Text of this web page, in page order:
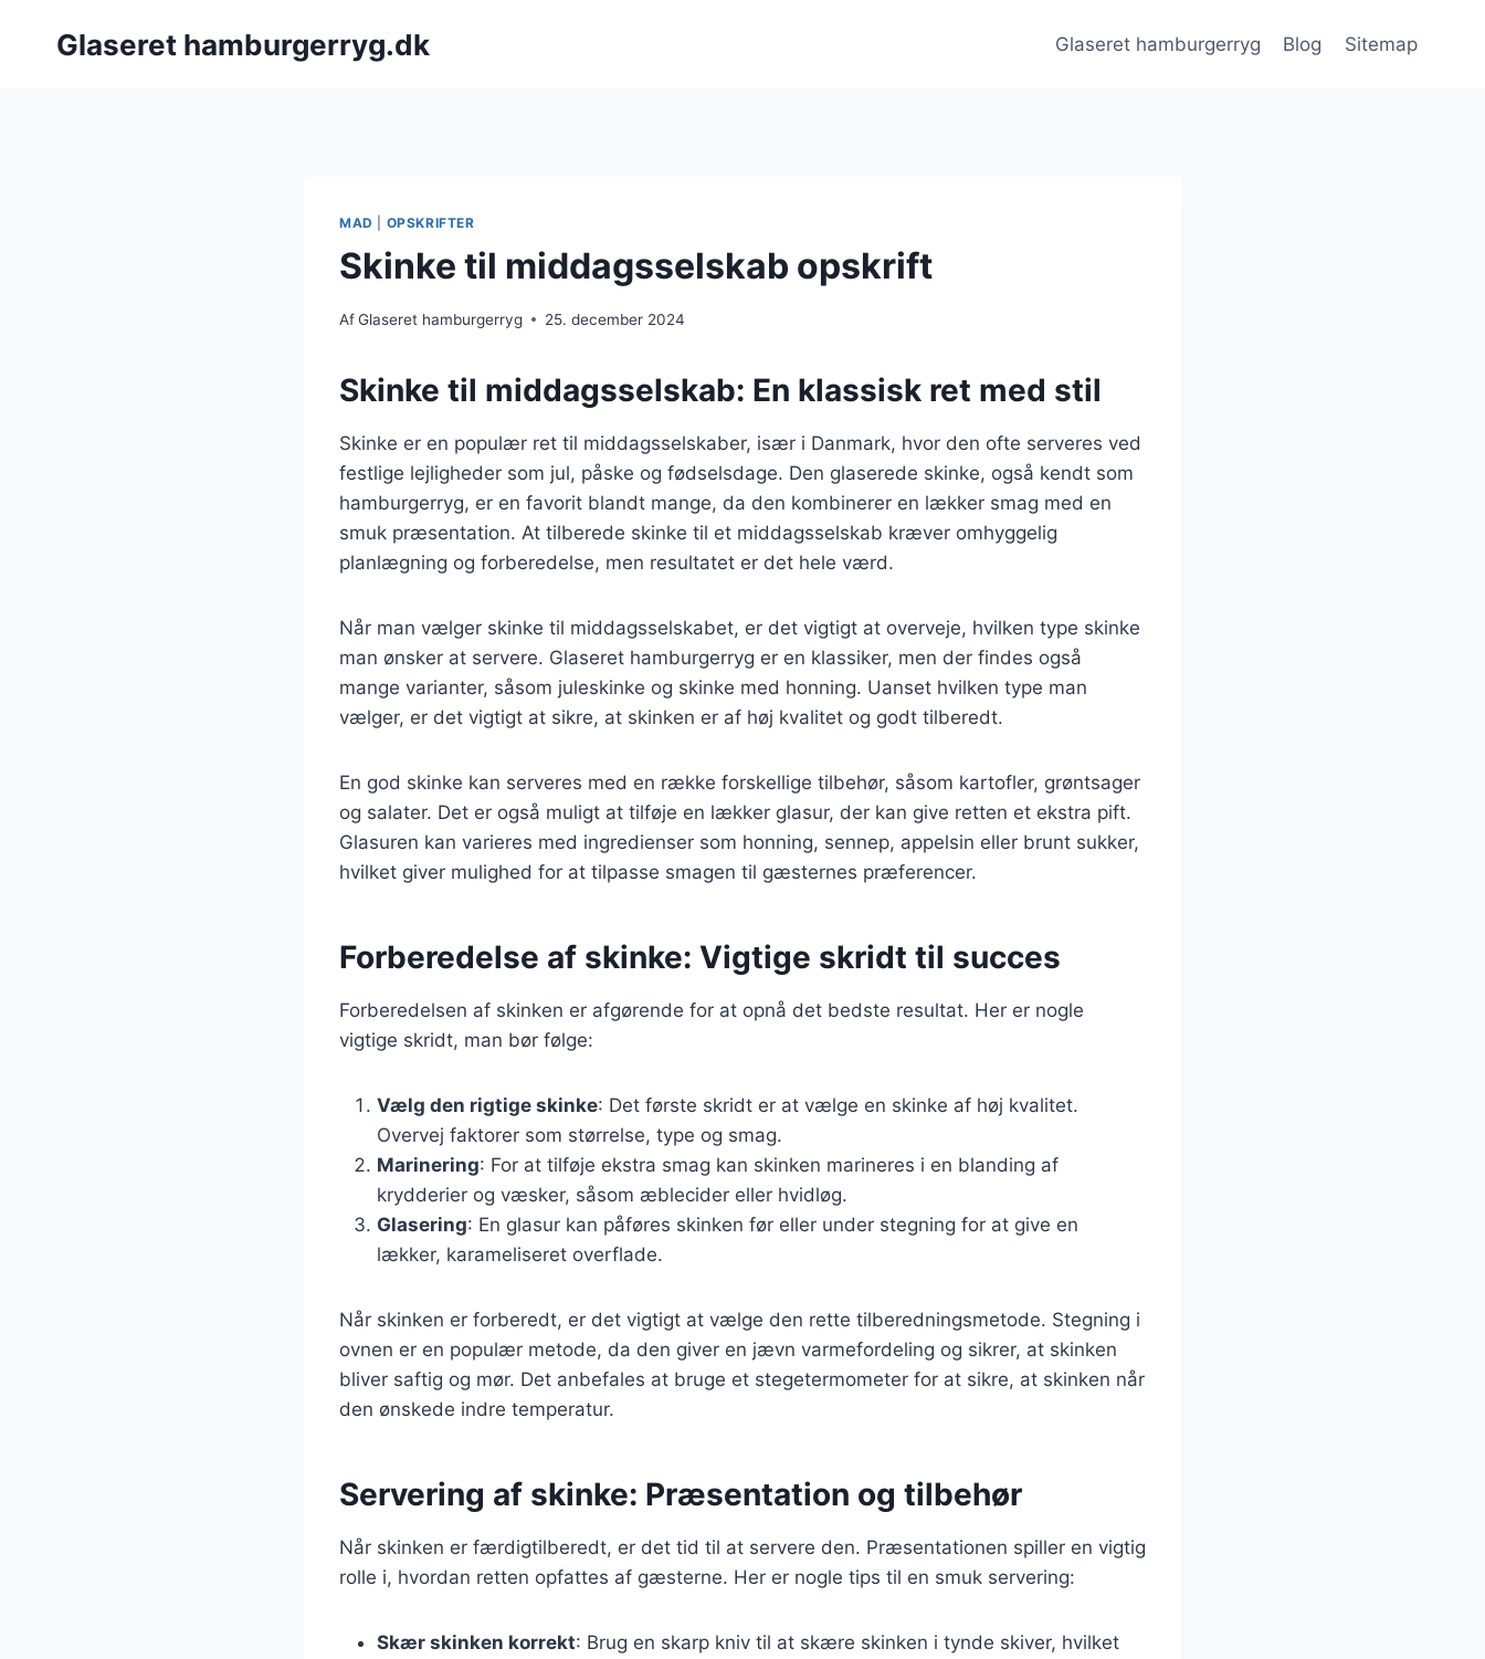
Glaseret hamburgerryg.dk Glaseret hamburgerryg Blog Sitemap
MAD OPSKRIFTER
Skinke til middagsselskab opskrift
AfGlaseret hamburgerryg 25. december 2024
Skinke til middagsselskab: En klassisk ret med stil
Skinke er en populær ret til middagsselskaber, især i Danmark, hvor den ofte serveres ved
festlige lejligheder som jul, påske og fødselsdage. Den glaserede skinke, også kendt som
hamburgerryg, er en favorit blandt mange, da den kombinerer en lækker smag med en
smuk præsentation. At tilberede skinke til et middagsselskab kræver omhyggelig
planlægning og forberedelse, men resultatet er det hele værd.
Når man vælger skinke til middagsselskabet, er det vigtigt at overveje, hvilken type skinke
man ønsker at servere. Glaseret hamburgerryg er en klassiker, men der findes også
mange varianter, såsom juleskinke og skinke med honning. Uanset hvilken type man
vælger, er det vigtigt at sikre, at skinken er af høj kvalitet og godt tilberedt.
En god skinke kan serveres med en række forskellige tilbehør, såsom kartofler, grøntsager
og salater. Det er også muligt at tilføje en lækker glasur, der kan give retten et ekstra pift.
Glasuren kan varieres med ingredienser som honning, sennep, appelsin eller brunt sukker,
hvilket giver mulighed for at tilpasse smagen til gæsternes præferencer.
Forberedelse af skinke: Vigtige skridt til succes
Forberedelsen af skinken er afgørende for at opnå det bedste resultat. Her er nogle
vigtige skridt, man bør følge:
Vælg den rigtige skinke: Det første skridt er at vælge en skinke af høj kvalitet.
Overvej faktorer som størrelse, type og smag.
Marinering: For at tilføje ekstra smag kan skinken marineres i en blanding af
krydderier og væsker, såsom æblecider eller hvidløg.
Glasering: En glasur kan påføres skinken før eller under stegning for at give en
lækker, karameliseret overflade.
Når skinken er forberedt, er det vigtigt at vælge den rette tilberedningsmetode. Stegning i
ovnen er en populær metode, da den giver en jævn varmefordeling og sikrer, at skinken
bliver saftig og mør. Det anbefales at bruge et stegetermometer for at sikre, at skinken når
den ønskede indre temperatur.
Servering af skinke: Præsentation og tilbehør
Når skinken er færdigtilberedt, er det tid til at servere den. Præsentationen spiller en vigtig
rolle i, hvordan retten opfattes af gæsterne. Her er nogle tips til en smuk servering:
Skær skinken korrekt: Brug en skarp kniv til at skære skinken i tynde skiver, hvilket